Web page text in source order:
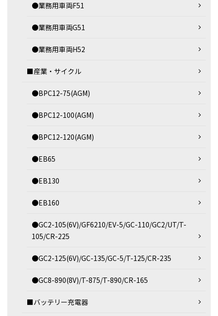
●業務用車両F51
●業務用車両G51
●業務用車両H52
■産業・サイクル
●BPC12-75(AGM)
●BPC12-100(AGM)
●BPC12-120(AGM)
●EB65
●EB130
●EB160
●GC2-105(6V)/GF6210/EV-5/GC-110/GC2/UT/T-
105/CR-225
●GC2-125(6V)/GC-135/GC-5/T-125/CR-235
●GC8-890(8V)/T-875/T-890/CR-165
■バッテリー充電器